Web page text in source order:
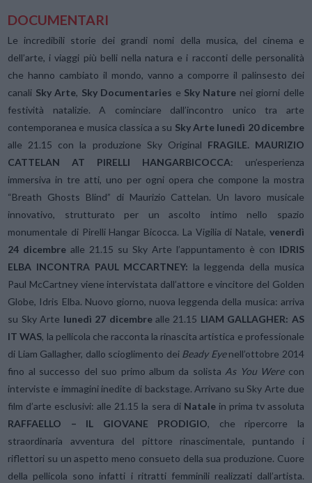
DOCUMENTARI
Le incredibili storie dei grandi nomi della musica, del cinema e
dell’arte, i viaggi più belli nella natura e i racconti delle personalità
che hanno cambiato il mondo, vanno a comporre il palinsesto dei
canali Sky Arte, Sky Documentaries e Sky Nature nei giorni delle
festività natalizie. A cominciare dall’incontro unico tra arte
contemporanea e musica classica a su Sky Arte lunedì 20 dicembre
alle 21.15 con la produzione Sky Original FRAGILE. MAURIZIO
CATTELAN AT PIRELLI HANGARBICOCCA: un’esperienza
immersiva in tre atti, uno per ogni opera che compone la mostra
“Breath Ghosts Blind” di Maurizio Cattelan. Un lavoro musicale
innovativo, strutturato per un ascolto intimo nello spazio
monumentale di Pirelli Hangar Bicocca. La Vigilia di Natale, venerdì
24 dicembrealle 21.15 su Sky Arte l’appuntamento è con IDRIS
ELBA INCONTRA PAUL MCCARTNEY: la leggenda della musica
Paul McCartney viene intervistata dall’attore e vincitore del Golden
Globe, Idris Elba. Nuovo giorno, nuova leggenda della musica: arriva
su Sky Arte lunedì 27 dicembrealle 21.15 LIAM GALLAGHER: AS
IT WAS, la pellicola che racconta la rinascita artistica e professionale
di Liam Gallagher, dallo scioglimento dei Beady Eyenell’ottobre 2014
fino al successo del suo primo album da solista As You Werecon
interviste e immagini inedite di backstage. Arrivano su Sky Arte due
film d’arte esclusivi: alle 21.15 la sera diNatalein prima tv assoluta
RAFFAELLO – IL GIOVANE PRODIGIO, che ripercorre la
straordinaria avventura del pittore rinascimentale, puntando i
riflettori su un aspetto meno consueto della sua produzione. Cuore
della pellicola sono infatti i ritratti femminili realizzati dall’artista.